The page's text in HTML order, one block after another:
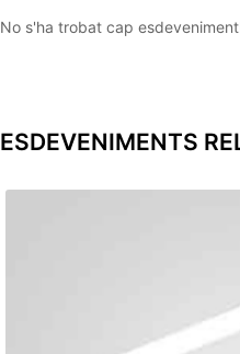
No s'ha trobat cap
ESDEVENIMENTS